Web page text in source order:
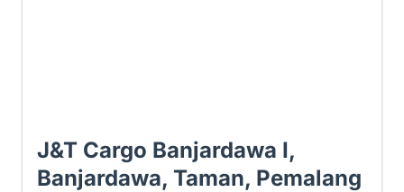
J&T Cargo Banjardawa I,
Banjardawa, Taman, Pemalang